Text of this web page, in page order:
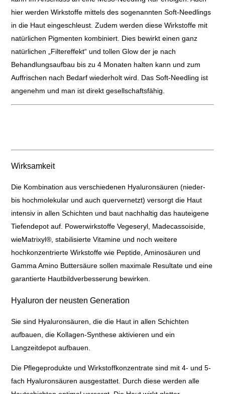
hier werden Wirkstoffe mittels des sogenannten Soft-Needlings
in die Haut eingeschleust. Zudem werden diese Wirkstoffe mit
natürlichen Pigmenten kombiniert. Dies bewirkt einen ganz
natürlichen „Filtereffekt“ und tollen Glow der je nach
Behandlungsaufbau bis zu 4 Monaten halten kann und zum
Auffrischen nach Bedarf wiederholt wird. Das Soft-Needling ist
angenehm und man ist direkt gesellschaftsfähig.
Wirksamkeit
Die Kombination aus verschiedenen Hyaluronsäuren (nieder-
bis hochmolekular und auch quervernetzt) versorgt die Haut
intensiv in allen Schichten und baut nachhaltig das hauteigene
Tiefendepot auf. Powerwirkstoffe Vegeseryl, Madecassoiside,
wieMatrixyl®, stabilisierte Vitamine und noch weitere
hochkonzentrierte Wirkstoffe wie Peptide, Aminosäuren und
Gamma Amino Buttersäure sollen maximale Resultate und eine
garantierte Hautbildverbesserung bewirken.
Hyaluron der neusten Generation
Sie sind Hyaluronsäuren, die die Haut in allen Schichten
aufbauen, die Kollagen-Synthese aktivieren und ein
Langzeitdepot aufbauen.
Die Pflegeprodukte und Wirkstoffkonzentrate sind mit 4- und 5-
fach Hyaluronsäuren ausgestattet. Durch diese werden alle